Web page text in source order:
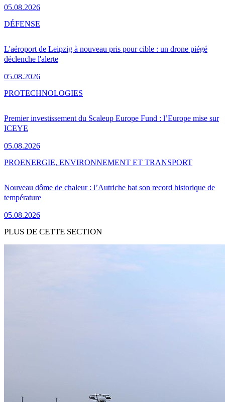
05.08.2026
L'aéroport de Leipzig à nouveau pris pour cible : un drone piégé
déclenche l'alerte
05.08.2026
DÉFENSE
Premier investissement du Scaleup Europe Fund : l’Europe mise sur
ICEYE
05.08.2026
PROTECHNOLOGIES
Nouveau dôme de chaleur : l’Autriche bat son record historique de
température
05.08.2026
PROENERGIE, ENVIRONNEMENT ET TRANSPORT
PLUS DE CETTE SECTION